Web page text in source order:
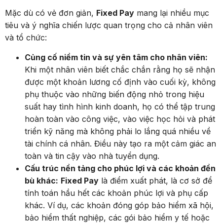
Mặc dù có vẻ đơn giản, Fixed Pay mang lại nhiều mục
tiêu và ý nghĩa chiến lược quan trọng cho cả nhân viên
và tổ chức:
Củng cố niềm tin và sự yên tâm cho nhân viên:
Khi một nhân viên biết chắc chắn rằng họ sẽ nhận
được một khoản lương cố định vào cuối kỳ, không
phụ thuộc vào những biến động nhỏ trong hiệu
suất hay tình hình kinh doanh, họ có thể tập trung
hoàn toàn vào công việc, vào việc học hỏi và phát
triển kỹ năng mà không phải lo lắng quá nhiều về
tài chính cá nhân. Điều này tạo ra một cảm giác an
toàn và tin cậy vào nhà tuyển dụng.
Cấu trúc nền tảng cho phúc lợi và các khoản đền
bù khác: Fixed Pay là điểm xuất phát, là cơ sở để
tính toán hầu hết các khoản phúc lợi và phụ cấp
khác. Ví dụ, các khoản đóng góp bảo hiểm xã hội,
bảo hiểm thất nghiệp, các gói bảo hiểm y tế hoặc